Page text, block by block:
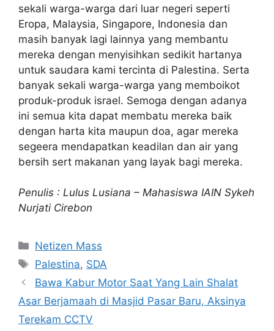
sekali warga-warga dari luar negeri seperti
Eropa, Malaysia, Singapore, Indonesia dan
masih banyak lagi lainnya yang membantu
mereka dengan menyisihkan sedikit hartanya
untuk saudara kami tercinta di Palestina. Serta
banyak sekali warga-warga yang memboikot
produk-produk israel. Semoga dengan adanya
ini semua kita dapat membatu mereka baik
dengan harta kita maupun doa, agar mereka
segeera mendapatkan keadilan dan air yang
bersih sert makanan yang layak bagi mereka.
Penulis : Lulus Lusiana – Mahasiswa IAIN Sykeh
Nurjati Cirebon
Kategori
Netizen Mass
Tag
Palestina, SDA
Bawa Kabur Motor Saat Yang Lain Shalat
Asar Berjamaah di Masjid Pasar Baru, Aksinya
Terekam CCTV